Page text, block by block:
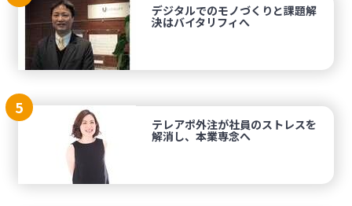
デジタルでのモノづくりと課題解
決はバイタリフィへ
5
テレアポ外注が社員のストレスを
解消し、本業専念へ